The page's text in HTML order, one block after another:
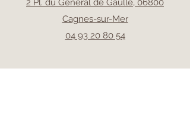
Cagnes-sur-Mer
04 93 20 80 54